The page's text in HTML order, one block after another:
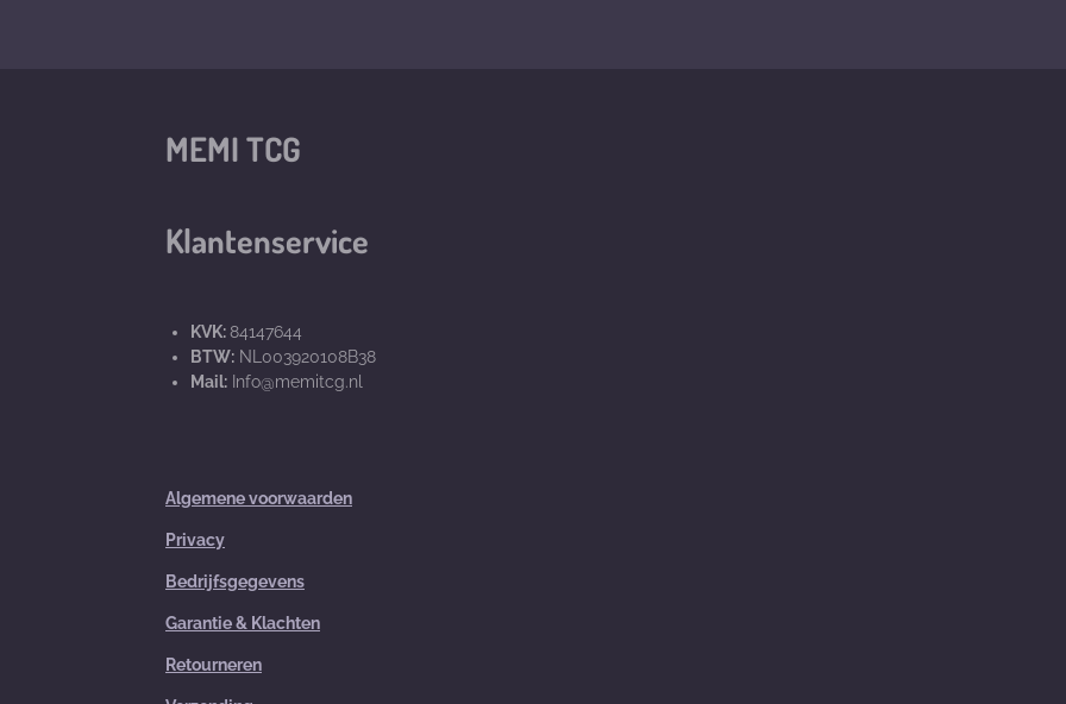
MEMI TCG
Klantenservice
KVK:84147644
BTW: NL003920108B38
Mail: Info@memitcg.nl
Algemene voorwaarden
Privacy
Bedrijfsgegevens
Garantie & Klachten
Retourneren